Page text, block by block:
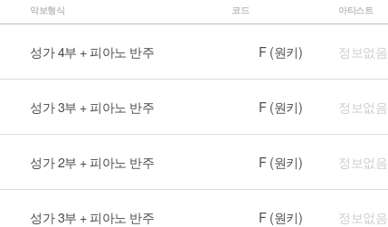
악보형식 코드 아티스트
성가 4부 + 피아노 반주 F (원키) 정보없음
성가 3부 + 피아노 반주 F (원키) 정보없음
성가 2부 + 피아노 반주 F (원키) 정보없음
성가 3부 + 피아노 반주 F (원키) 정보없음